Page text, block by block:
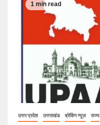
1 min read
उत्तर प्रदेश उत्तराखंड ब्रेकिंग न्यूज़ राज्य